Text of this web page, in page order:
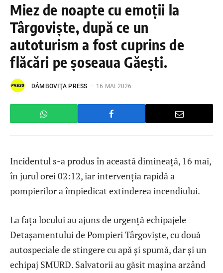
Miez de noapte cu emoții la
Târgoviște, după ce un
autoturism a fost cuprins de
flăcări pe șoseaua Găești.
DÂMBOVIŢA PRESS 16 MAI 2026
Incidentul s-a produs în această dimineață, 16 mai,
în jurul orei 02:12, iar intervenția rapidă a
pompierilor a împiedicat extinderea incendiului.
La fața locului au ajuns de urgență echipajele
Detașamentului de Pompieri Târgoviște, cu două
autospeciale de stingere cu apă și spumă, dar și un
echipaj SMURD. Salvatorii au găsit mașina arzând